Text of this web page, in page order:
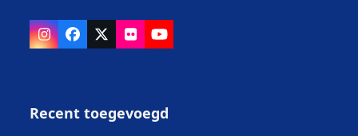
Instagram
Facebook
X FlickrYouTube
Recent toegevoegd